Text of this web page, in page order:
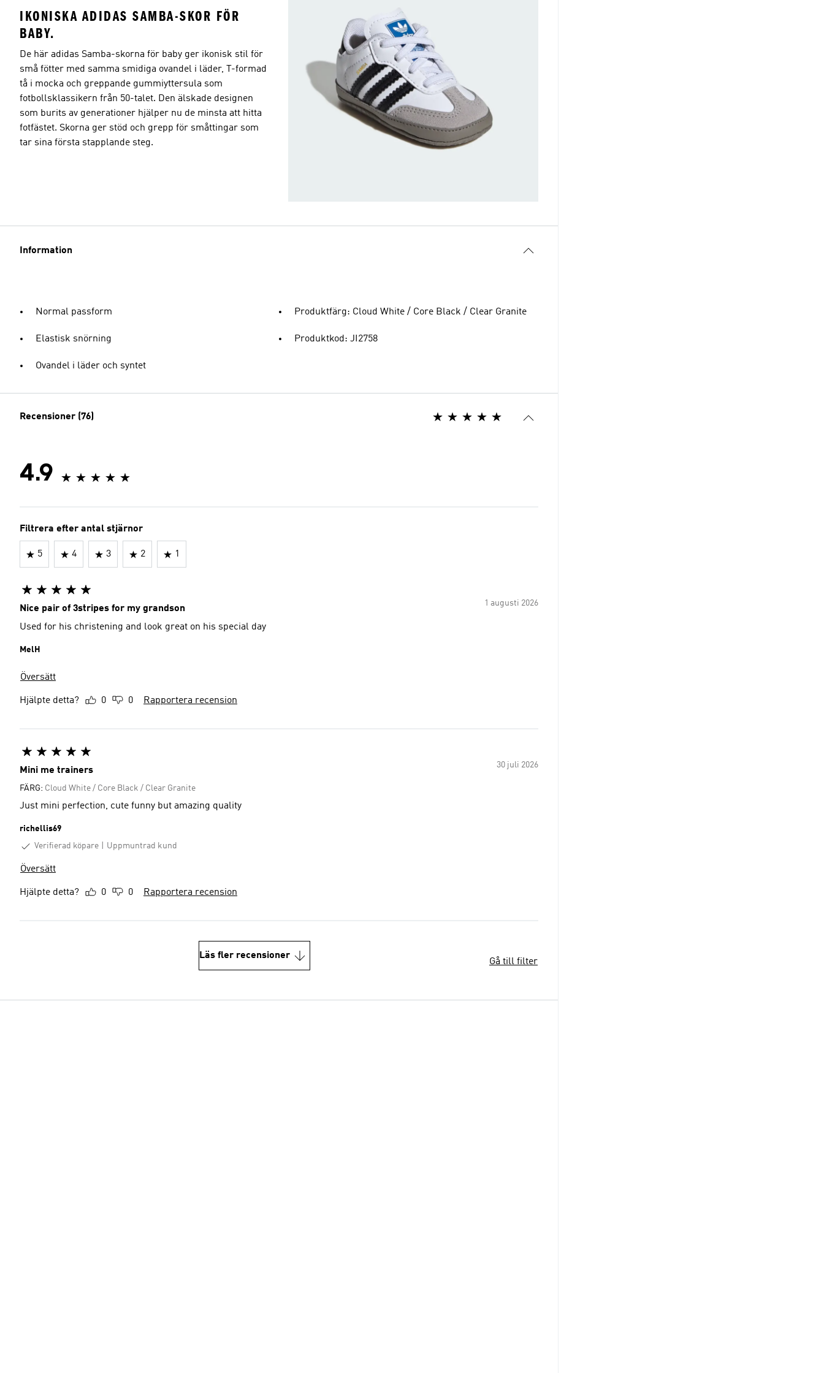
IKONISKA ADIDAS SAMBA-SKOR FÖR
BABY.
De här adidas Samba-skorna för baby ger ikonisk stil för
små fötter med samma smidiga ovandel i läder, T-formad
tå i mocka och greppande gummiyttersula som
fotbollsklassikern från 50-talet. Den älskade designen
som burits av generationer hjälper nu de minsta att hitta
fotfästet. Skorna ger stöd och grepp för småttingar som
tar sina första stapplande steg.
Information
Normal passform
Elastisk snörning
Ovandel i läder och syntet
Produktfärg: Cloud White / Core Black / Clear Granite
Produktkod: JI2758
Recensioner (76)
4.9
Filtrera efter antal stjärnor
5 4 3 2 1
1 augusti 2026
Nice pair of 3stripes for my grandson
Used for his christening and look great on his special day
MelH
Översätt
Hjälpte detta? 0 0 Rapportera recension
30 juli 2026
Mini me trainers
FÄRG: Cloud White / Core Black / Clear Granite
Just mini perfection, cute funny but amazing quality
richellis69
Verifierad köpare
Uppmuntrad kund
Översätt
Hjälpte detta? 0 0 Rapportera recension
Läs fler recensioner
Gå till filter